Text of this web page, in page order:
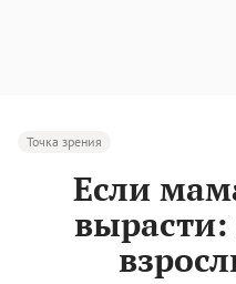
Точка зрения
Если
вырасти: